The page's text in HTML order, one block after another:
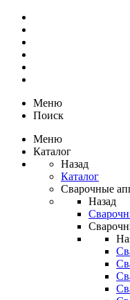
Меню
Поиск
Меню
Каталог
Назад
Каталог
Сварочные
Назад